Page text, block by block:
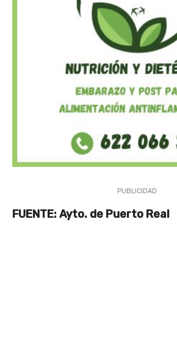
PUBLICIDAD
FUENTE: Ayto. de Puerto Real